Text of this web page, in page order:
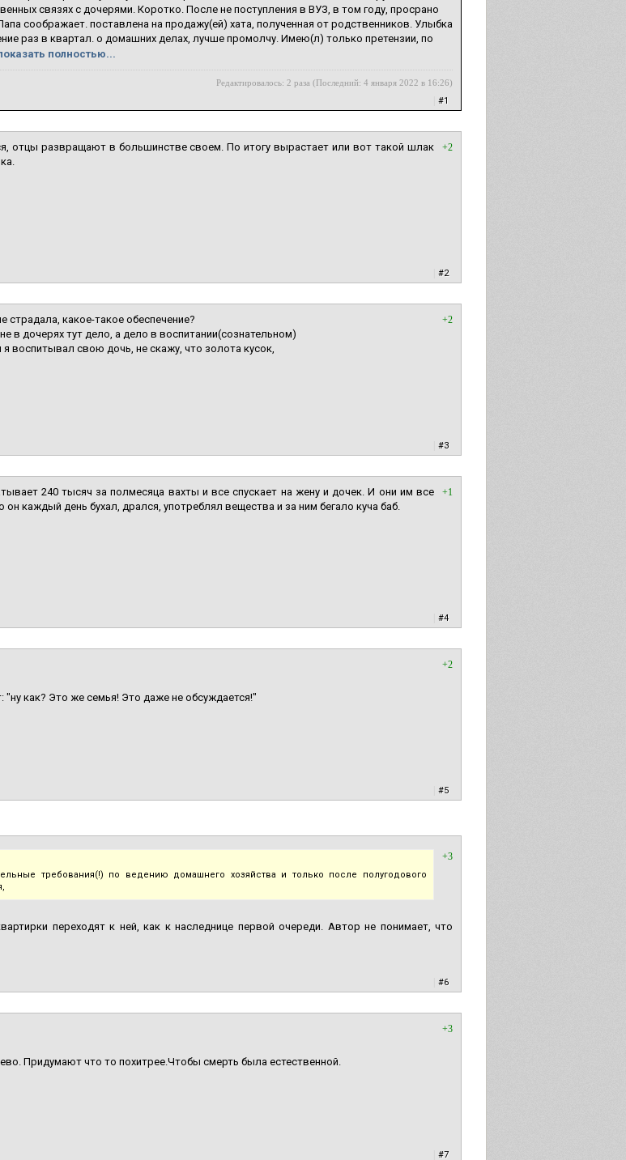
связях с дочерями. Коротко. После не поступления в ВУЗ, в том году, просрано
соображает. поставлена на продажу(ей) хата, полученная от родственников. Улыбка
раз в квартал. о домашних делах, лучше промолчу. Имею(л) только претензии, по
полностью...
Редактировалось: 2 раза (Последний: 4 января 2022 в 16:26)
#1
+2
отцы развращают в большинстве своем. По итогу вырастает или вот такой шлак
#2
+2
страдала, какое-такое обеспечение?
в дочерях тут дело, а дело в воспитании(сознательном)
я воспитывал свою дочь, не скажу, что золота кусок,
#3
+1
240 тысяч за полмесяца вахты и все спускает на жену и дочек. И они им все
каждый день бухал, дрался, употреблял вещества и за ним бегало куча баб.
#4
+2
"ну как? Это же семья! Это даже не обсуждается!"
#5
+3
требования(!) по ведению домашнего хозяйства и только после полугодового
переходят к ней, как к наследнице первой очереди. Автор не понимает, что
#6
+3
Придумают что то похитрее.Чтобы смерть была естественной.
#7